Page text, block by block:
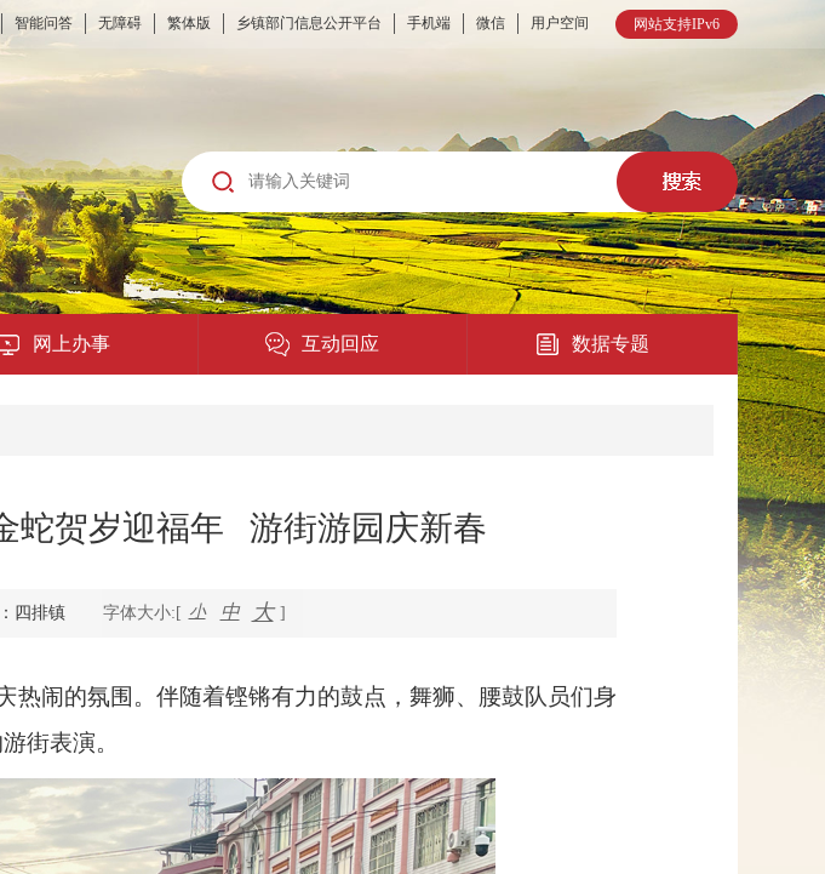
网站支持IPv6
智能问答 无障碍 繁体版 乡镇部门信息公开平台 手机端 微信 用户空间
网上办事
便民提示
利企查询
互动回应
在线访谈
数据专题
蛇贺岁迎福年 游街游园庆新春
四排镇 字体大小:[ 小 中 大 ]
热闹的氛围。伴随着铿锵有力的鼓点，舞狮、腰鼓队员们身
街表演。